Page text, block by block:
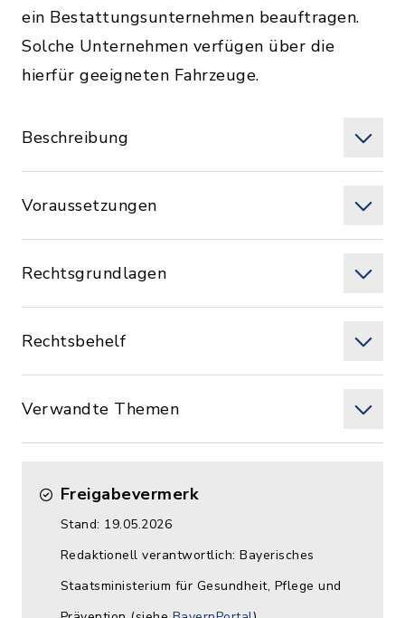
ein Bestattungsunternehmen beauftragen.
Solche Unternehmen verfügen über die
hierfür geeigneten Fahrzeuge.
Beschreibung
Voraussetzungen
Rechtsgrundlagen
Rechtsbehelf
Verwandte Themen
Freigabevermerk
Stand: 19.05.2026
Redaktionell verantwortlich: Bayerisches
Staatsministerium für Gesundheit, Pflege und